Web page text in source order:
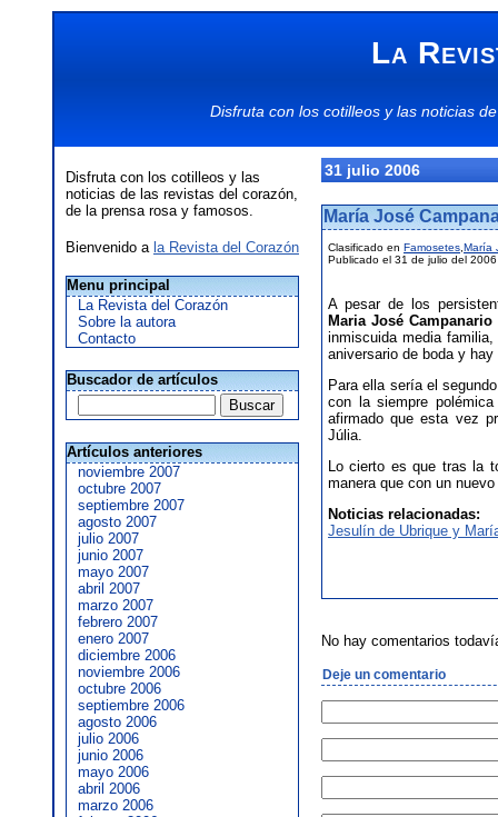
La
Disfruta con los cotilleosy las noticias
Disfruta con los cotilleos y las
noticias de las revistas del corazón,
de la prensa rosa y famosos.
Bienvenido a la Revista del Corazón
Menu principal
La Revista del Corazón
Sobre la autora
Contacto
Buscador de artículos
Artículos anteriores
noviembre 2007
octubre 2007
septiembre 2007
agosto 2007
julio 2007
junio 2007
mayo 2007
abril 2007
marzo 2007
febrero 2007
enero 2007
diciembre 2006
noviembre 2006
octubre 2006
septiembre 2006
agosto 2006
julio 2006
junio 2006
mayo 2006
abril 2006
marzo 2006
31 julio 2006
María José
Clasificado en Famosetes María
Publicado el 31 de julio del 2006
A pesar de los
Maria José Campanario
inmiscuida media
aniversario de boda y
Para ella sería el
con la siempre
afirmado que esta vez
Júlia.
Lo cierto es que tras la
manera que con un
Noticias relacionadas:
Jesulín de Ubrique y
No hay comentarios
Deje un comentario